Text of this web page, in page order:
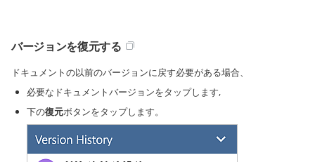
バージョンを復元する
ドキュメントの以前のバージョンに戻す必要がある場合、
必要なドキュメントバージョンをタップします,
下の復元ボタンをタップします。